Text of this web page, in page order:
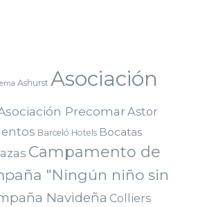
Ashurst Asociación
PrecomarAstor
Barceló Hotels Bocatas
Campamento de
"Ningún niño sin
Navideña Colliers